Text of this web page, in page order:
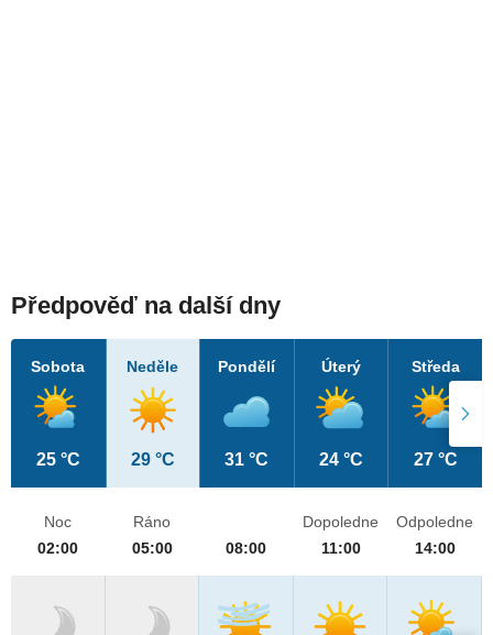
Předpověď na další dny
Sobota
25 °C
Neděle
29 °C
Pondělí
31 °C
Úterý
24 °C
Středa
27 °C
Noc
02:00
Ráno
05:00
08:00
Dopoledne
11:00
Odpoledne
14:00